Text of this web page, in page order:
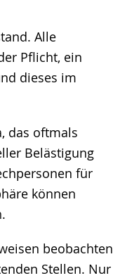
Alle
Pflicht, ein
dieses im
das oftmals
Belästigung
für
können
beobachten
Stellen. Nur